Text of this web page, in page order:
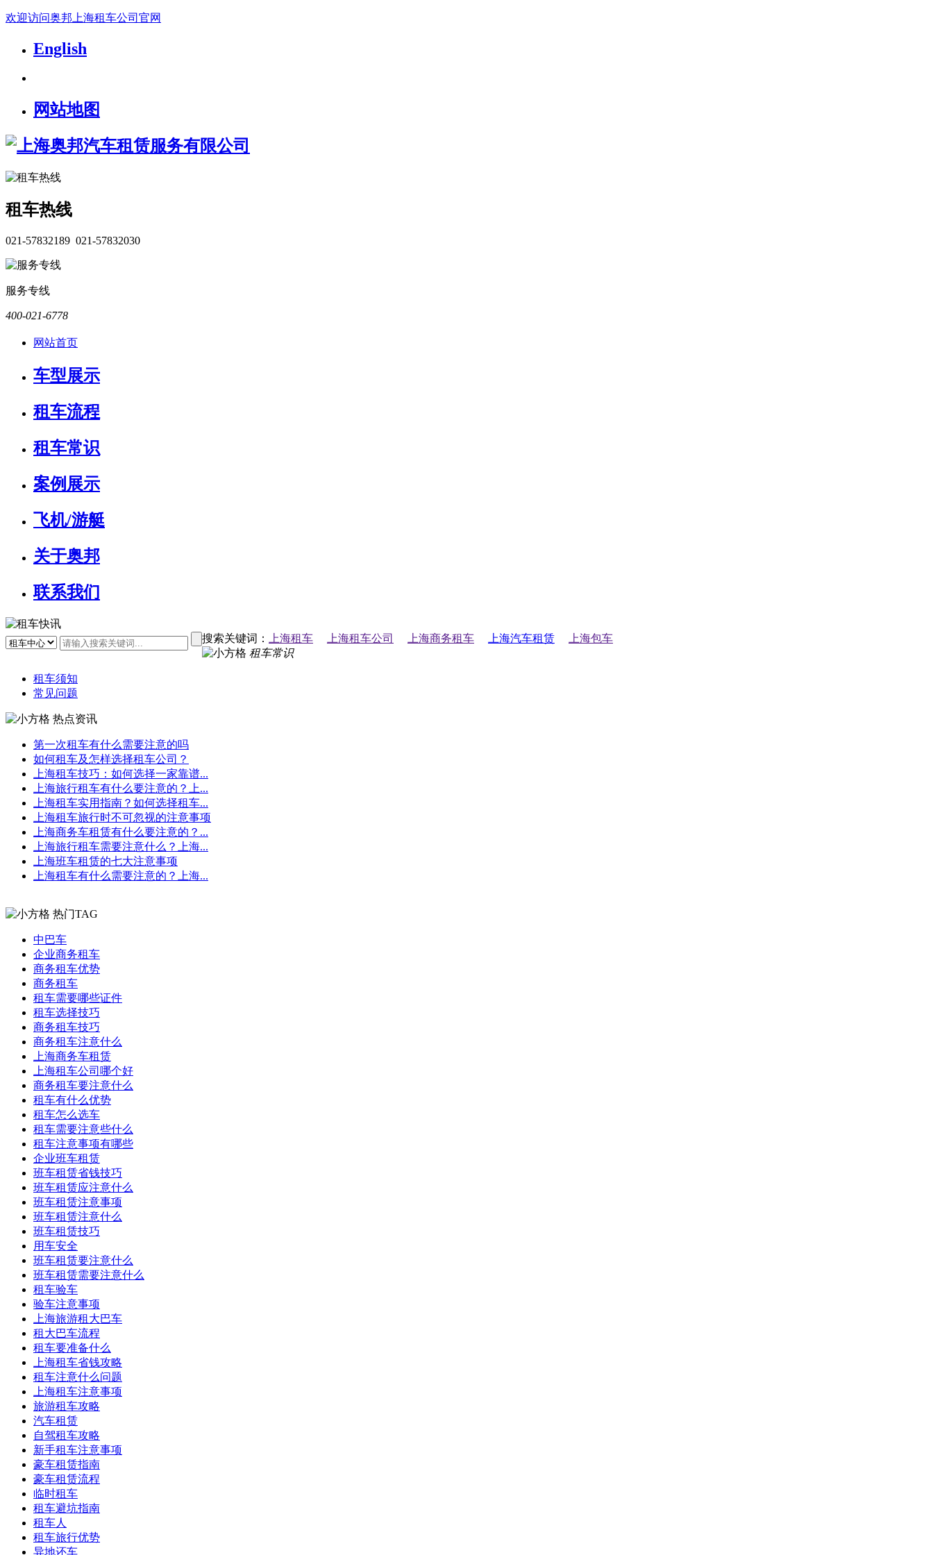
欢迎访问奥邦上海租车公司官网
English
网站地图
租车热线
021-57832189 021-57832030
服务专线
400-021-6778
网站首页
车型展示
租车流程
租车常识
案例展示
飞机/游艇
关于奥邦
联系我们
搜索关键词： 上海租车 上海租车公司 上海商务租车 上海汽车租赁
上海包车
租车常识
租车须知
常见问题
热点资讯
第一次租车有什么需要注意的吗
如何租车及怎样选择租车公司？
上海租车技巧：如何选择一家靠谱...
上海旅行租车有什么要注意的？上...
上海租车实用指南？如何选择租车...
上海租车旅行时不可忽视的注意事项
上海商务车租赁有什么要注意的？...
上海旅行租车需要注意什么？上海...
上海班车租赁的七大注意事项
上海租车有什么需要注意的？上海...
热门TAG
中巴车
企业商务租车
商务租车优势
商务租车
租车需要哪些证件
租车选择技巧
商务租车技巧
商务租车注意什么
上海商务车租赁
上海租车公司哪个好
商务租车要注意什么
租车有什么优势
租车怎么选车
租车需要注意些什么
租车注意事项有哪些
企业班车租赁
班车租赁省钱技巧
班车租赁应注意什么
班车租赁注意事项
班车租赁注意什么
班车租赁技巧
用车安全
班车租赁要注意什么
班车租赁需要注意什么
租车验车
验车注意事项
上海旅游租大巴车
租大巴车流程
租车要准备什么
上海租车省钱攻略
租车注意什么问题
上海租车注意事项
旅游租车攻略
汽车租赁
自驾租车攻略
新手租车注意事项
豪车租赁指南
豪车租赁流程
临时租车
租车避坑指南
租车人
租车旅行优势
异地还车